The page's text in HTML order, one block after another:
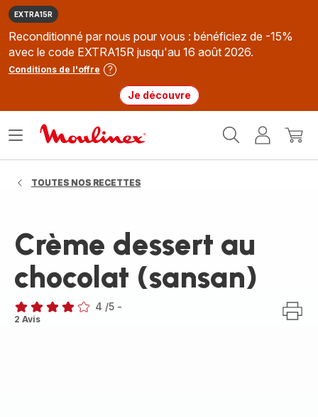
EXTRA15R
Reconditionné par nous pour vous : bénéficiez de -15%
avec le code EXTRA15R jusqu'au 16 août 2026.
Conditions de l'offre
Je découvre
MonMon
Ouvrir
TOUTES NOS RECETTES
Crème dessert au
chocolat (sansan)
Avis
4 /5 -
2 Avis